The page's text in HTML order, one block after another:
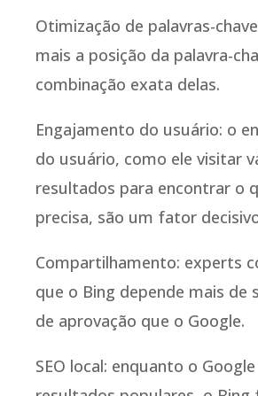
Otimização de palavras-
mais a posição da palavra-
combinação exata delas.
Engajamento do usuário: o
do usuário, como ele visitar
resultados para encontrar o
precisa, são um fator
Compartilhamento: experts
que o Bing depende mais de
de aprovação que o Google.
SEO local: enquanto o